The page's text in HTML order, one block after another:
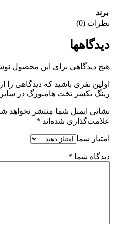
برند
نظرات (0)
دیدگاهها
هیچ دیدگاهی برای این محصول
اولین نفری باشید که دیدگاهی را
رینگ یکسر تخت هامبورگ در
نشانی ایمیل شما منتشر نخواهد
علامت‌گذاری شده‌اند *
امتیاز شما
دیدگاه شما *